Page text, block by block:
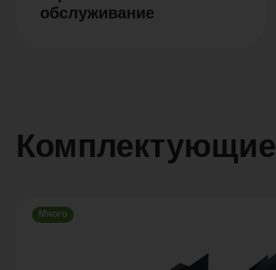
обслуживание
Комплектующие
Много